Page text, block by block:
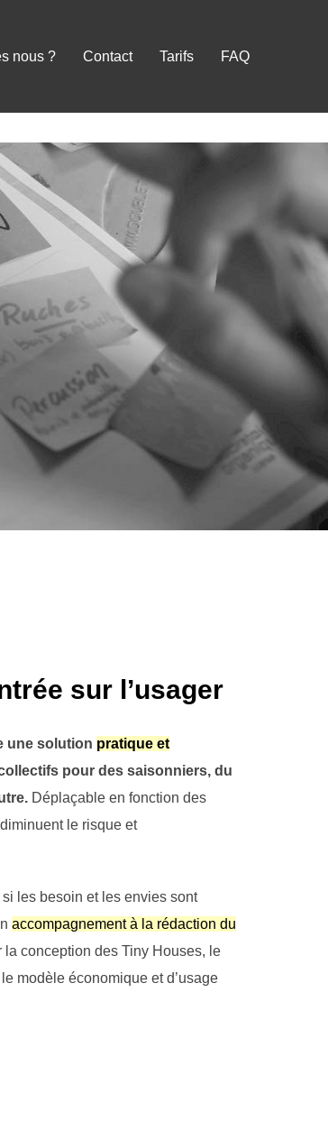
nous ? Contact Tarifs FAQ
sur l’usager
une solution pratique et
pour des saisonniers, du
Déplaçable en fonction des
le risque et
les besoin et les envies sont
accompagnement à la rédaction du
la conception des Tiny Houses, le
modèle économique et d’usage